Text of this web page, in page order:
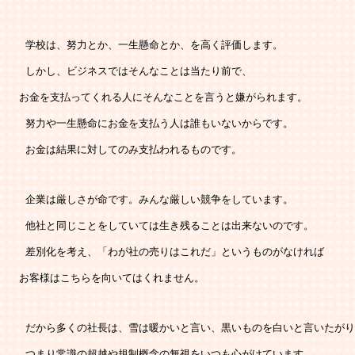
学校は、努力とか、一生懸命とか、を高く評価します。
しかし、ビジネスではそんなことは当たり前で、
お金を支払ってくれる人にそんなことを言うと嫌がられます。
努力や一生懸命にお金を支払う人は誰もいないからです。
お金は結果に対してのみ支払われるものです。
企業は厳しさが命です。みんな厳しい競争をしています。
他社と同じことをしていては生き残ることは出来ないのです。
差別化を考え、「わが社の売りはこれだ」というものがなければ
お客様はこちらを向いてはくれません。
だから多くの社長は、雪は暖かいと言い、黒いものを白いと言いたが